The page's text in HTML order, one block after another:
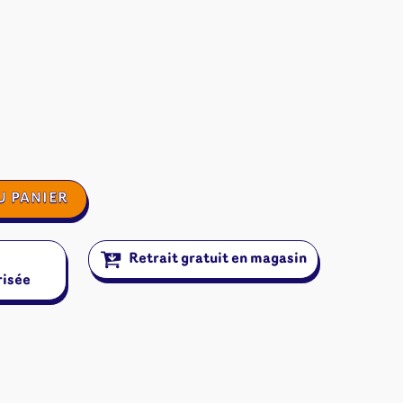
PANIER
Retrait gratuit en magasin